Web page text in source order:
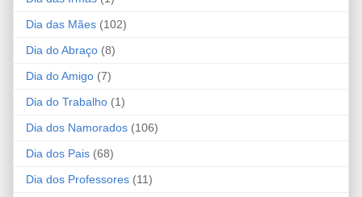
Dia das Mães (102)
Dia do Abraço (8)
Dia do Amigo (7)
Dia do Trabalho (1)
Dia dos Namorados (106)
Dia dos Pais (68)
Dia dos Professores (11)